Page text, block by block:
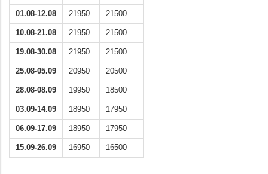
01.08-12.08 21950 21500
10.08-21.08 21950 21500
19.08-30.08 21950 21500
25.08-05.09 20950 20500
28.08-08.09 19950 18500
03.09-14.09 18950 17950
06.09-17.09 18950 17950
15.09-26.09 16950 16500